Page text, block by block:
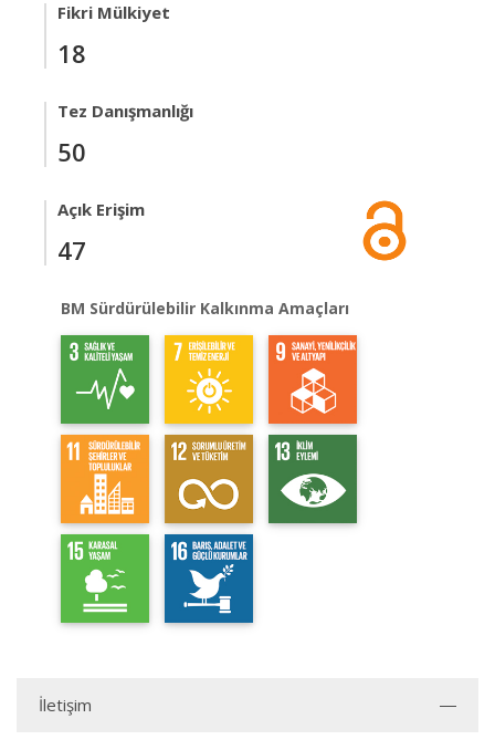
Fikri Mülkiyet
18
Tez Danışmanlığı
50
Açık Erişim
47
BM Sürdürülebilir Kalkınma Amaçları
İletişim